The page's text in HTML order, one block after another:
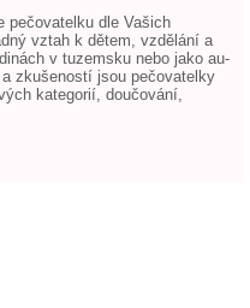
pečovatelku dle Vašich
vztah k dětem, vzdělání a
v tuzemsku nebo jako au-
zkušeností jsou pečovatelky
kategorií, doučování,